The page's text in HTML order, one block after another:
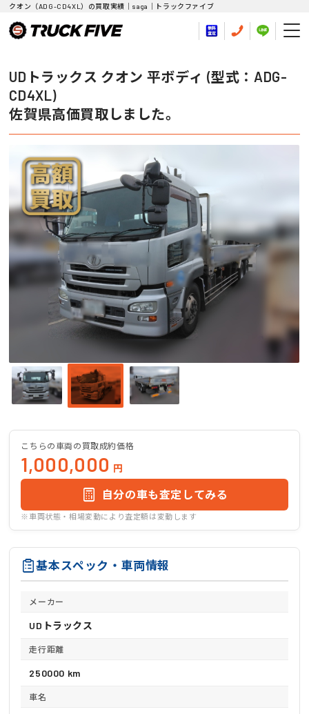
クオン（ADG-CD4XL）の買取実績｜saga｜トラックファイブ
UDトラックス クオン 平ボディ (型式：ADG-
CD4XL)
佐賀県高価買取しました。
こちらの車両の買取成約価格
1,000,000 円
自分の車も査定してみる
※車両状態・相場変動により査定額は変動します
基本スペック・車両情報
メーカー
UDトラックス
走行距離
250000 km
車名